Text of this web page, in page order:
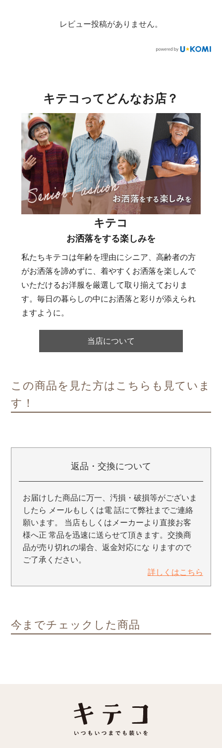
レビュー投稿がありません。
キテコってどんなお店？
キテコ
お洒落をする楽しみを
私たちキテコは年齢を理由にシニア、高齢者の方
がお洒落を諦めずに、着やすくお洒落を楽しんで
いただけるお洋服を厳選して取り揃えておりま
す。毎日の暮らしの中にお洒落と彩りが添えられ
ますように。
当店について
この商品を見た方はこちらも見ていま
す！
返品・交換について
お届けした商品に万一、汚損・破損等がございま
したら メールもしくは電 話にて弊社までご連絡
願います。 当店もしくはメーカーより直接お客
様へ正 常品を迅速に送らせて頂きます。交換商
品が売り切れの場合、返金対応にな りますので
ご了承ください。
詳しくはこちら
今までチェックした商品